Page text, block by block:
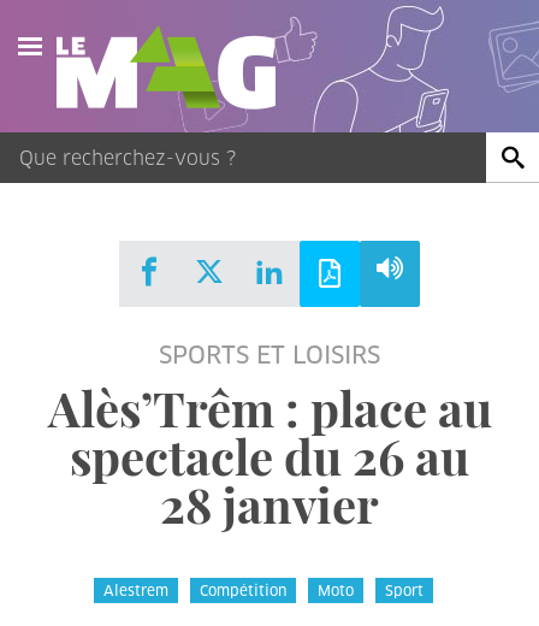
Actualités
Agenda
Publications
SPORTS ET LOISIRS
Alès’Trêm : place au
spectacle du 26 au
28 janvier
Alestrem Compétition Moto Sport